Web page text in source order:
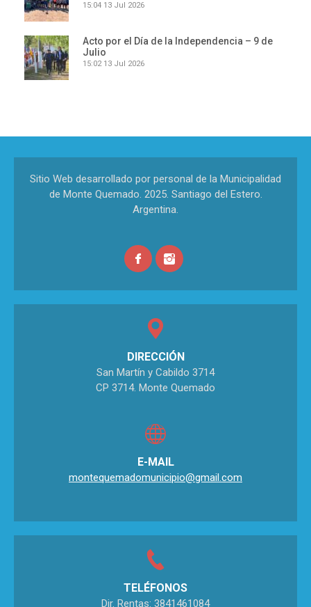
15:04 13 Jul 2026
Acto por el Día de la Independencia – 9 de
Julio
15:02 13 Jul 2026
Sitio Web desarrollado por personal de la Municipalidad
de Monte Quemado. 2025. Santiago del Estero.
Argentina.
DIRECCIÓN
San Martín y Cabildo 3714
CP 3714. Monte Quemado
E-MAIL
montequemadomunicipio@gmail.com
TELÉFONOS
Dir. Rentas: 3841461084